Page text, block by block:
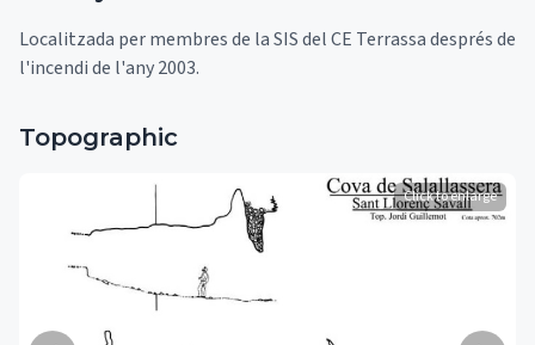
Localitzada per membres de la SIS del CE Terrassa després de
l'incendi de l'any 2003.
Topographic
Click to enlarge